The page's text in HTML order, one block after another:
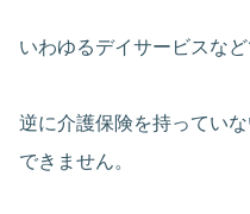
いわゆるデイサービスなど
逆に介護保険を持ってい
できません。